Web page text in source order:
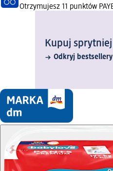
Otrzymujesz 11 punktów
Kupuj
Odkryj